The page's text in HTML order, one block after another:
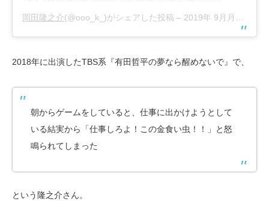
岡田隆之介(@ooo_k_)がシェアした投稿 – 2019年 9月月1日午前3時53分PDT
2018年に出演したTBS系『有田哲平の夢なら醒めないで』で、
朝からゲームをしていると、仕事に出かけようとして
いる結実から「仕事しろよ！この金食い虫！！」と怒
鳴られてしまった
という隆之介さん。